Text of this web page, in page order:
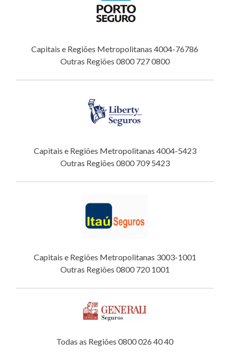
Capitais e Regiões Metropolitanas 4004-76786
Outras Regiões 0800 727 0800
Capitais e Regiões Metropolitanas 4004-5423
Outras Regiões 0800 709 5423
Capitais e Regiões Metropolitanas 3003-1001
Outras Regiões 0800 720 1001
Todas as Regiões 0800 026 40 40